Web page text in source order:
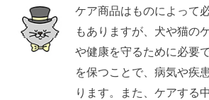
ケア商品はものによって
もありますが、犬や猫の
や健康を守るために必要
を保つことで、病気や疾
ります。また、ケアする